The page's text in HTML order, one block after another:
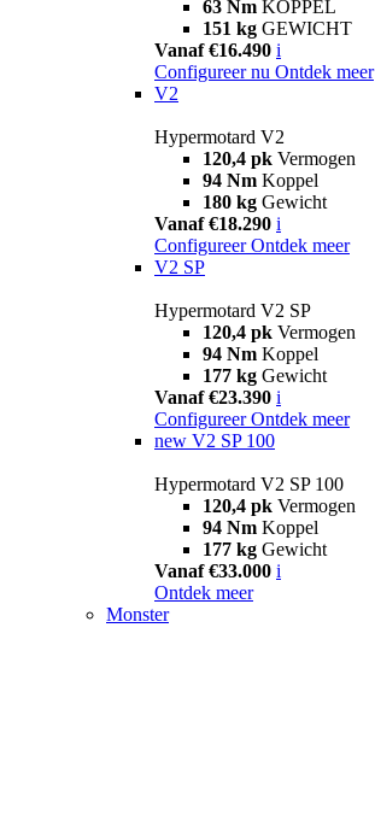
63 Nm KOPPEL
151 kg GEWICHT
Vanaf €16.490 i
Configureer nu Ontdek meer
V2
Hypermotard V2
120,4 pk Vermogen
94 Nm Koppel
180 kg Gewicht
Vanaf €18.290 i
Configureer Ontdek meer
V2 SP
Hypermotard V2 SP
120,4 pk Vermogen
94 Nm Koppel
177 kg Gewicht
Vanaf €23.390 i
Configureer Ontdek meer
new V2 SP 100
Hypermotard V2 SP 100
120,4 pk Vermogen
94 Nm Koppel
177 kg Gewicht
Vanaf €33.000 i
Ontdek meer
Monster